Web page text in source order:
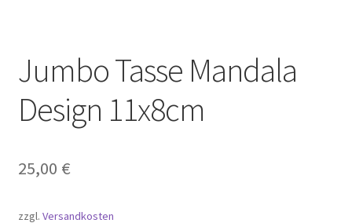
Jumbo Tasse Mandala
Design 11x8cm
25,00 €
zzgl. Versandkosten